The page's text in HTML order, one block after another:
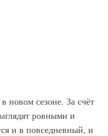
новом сезоне. За счёт
ровными и
и в повседневный, и